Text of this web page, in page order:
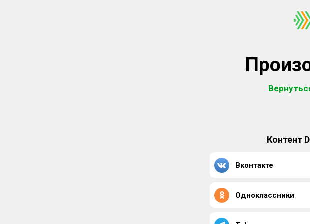
Контент
Вконтакте
Одноклассники